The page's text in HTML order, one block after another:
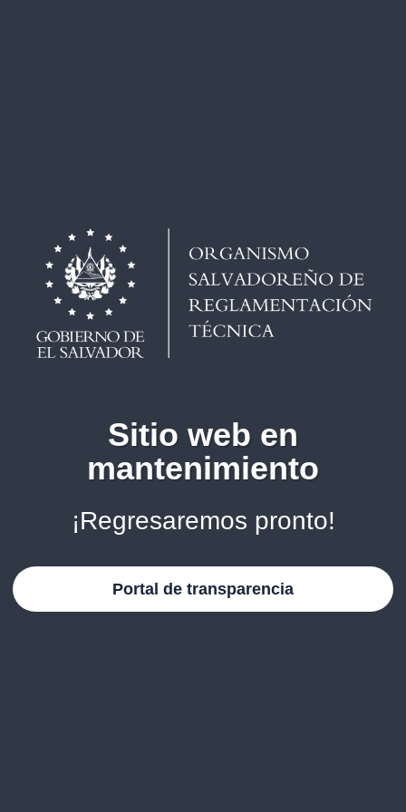
Sitio web en
mantenimiento
¡Regresaremos pronto!
Portal de transparencia